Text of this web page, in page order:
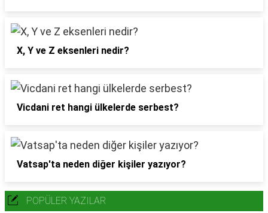
X, Y ve Z eksenleri nedir?
Vicdani ret hangi ülkelerde serbest?
Vatsap'ta neden diğer kişiler yazıyor?
POPÜLER YAZILAR